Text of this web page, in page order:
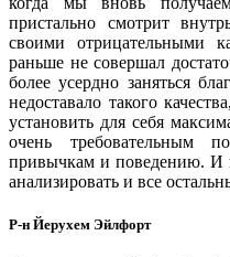
пристально смотрит
своими отрицательными
раньше не совершал
более усердно заняться
недоставало такого
установить для себя
очень требовательным
привычкам и поведению. И
анализировать и все
Р-н Йерухем Эйлфорт